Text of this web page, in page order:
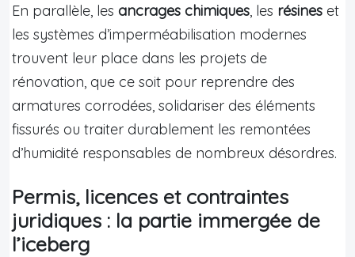
En parallèle, les ancrages chimiques, les résines et
les systèmes d’imperméabilisation modernes
trouvent leur place dans les projets de
rénovation, que ce soit pour reprendre des
armatures corrodées, solidariser des éléments
fissurés ou traiter durablement les remontées
d’humidité responsables de nombreux désordres.
Permis, licences et contraintes
juridiques : la partie immergée de
l’iceberg